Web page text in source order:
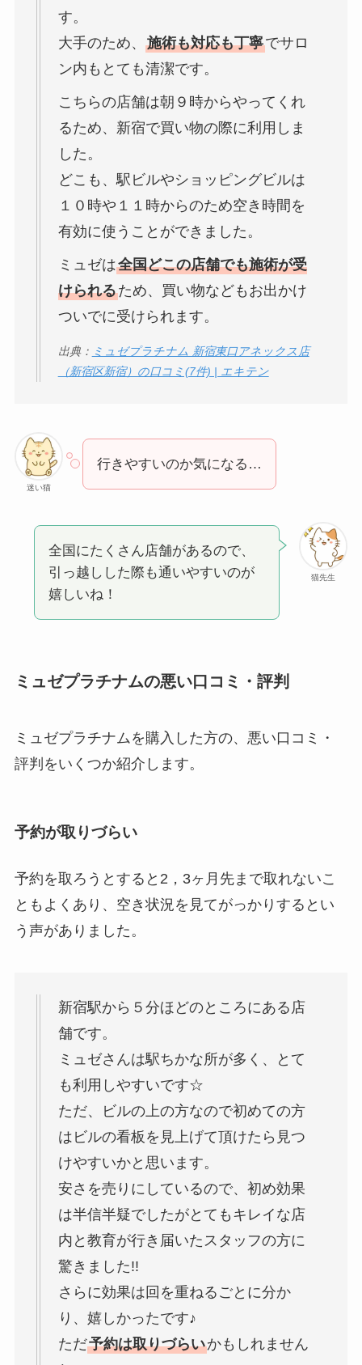
す。
大手のため、 施術も対応も丁寧でサロ
ン内もとても清潔です。
こちらの店舗は朝９時からやってくれ
るため、新宿で買い物の際に利用しま
した。
どこも、駅ビルやショッピングビルは
１０時や１１時からのため空き時間を
有効に使うことができました。
ミュゼは全国どこの店舗でも施術が受
けられるため、買い物などもお出かけ
ついでに受けられます。
出典： ミュゼプラチナム 新宿東口アネックス店
（新宿区新宿）の口コミ(7件) | エキテン
迷い猫
行きやすいのか気になる…
猫先生
全国にたくさん店舗があるので、
引っ越しした際も通いやすいのが
嬉しいね！
ミュゼプラチナムの悪い口コミ・評判
ミュゼプラチナムを購入した方の、悪い口コミ・
評判をいくつか紹介します。
予約が取りづらい
予約を取ろうとすると2，3ヶ月先まで取れないこ
ともよくあり、空き状況を見てがっかりするとい
う声がありました。
新宿駅から５分ほどのところにある店
舗です。
ミュゼさんは駅ちかな所が多く、とて
も利用しやすいです☆
ただ、ビルの上の方なので初めての方
はビルの看板を見上げて頂けたら見つ
けやすいかと思います。
安さを売りにしているので、初め効果
は半信半疑でしたがとてもキレイな店
内と教育が行き届いたスタッフの方に
驚きました!!
さらに効果は回を重ねるごとに分か
り、嬉しかったです♪
ただ予約は取りづらいかもしれません